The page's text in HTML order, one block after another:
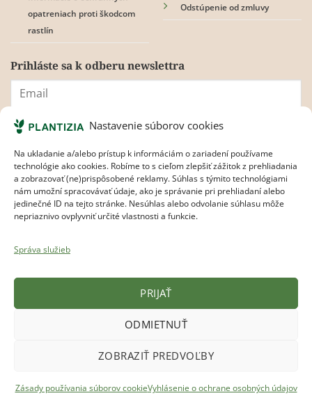
Nastavenie súborov cookies
Na ukladanie a/alebo prístup k informáciám o zariadení používame
technológie ako cookies. Robíme to s cieľom zlepšiť zážitok z prehliadania
a zobrazovať (ne)prispôsobené reklamy. Súhlas s týmito technológiami
nám umožní spracovávať údaje, ako je správanie pri prehliadaní alebo
jedinečné ID na tejto stránke. Nesúhlas alebo odvolanie súhlasu môže
nepriaznivo ovplyvniť určité vlastnosti a funkcie.
Správa služieb
PRIJAŤ
ODMIETNUŤ
ZOBRAZIŤ PREDVOĽBY
Zásady používania súborov cookieVyhlásenie o ochrane osobných údajov
opatreniach proti škodcom
rastlín
Odstúpenie od zmluvy
Prihláste sa k odberu newslettra
Súhlasím s pravidlami ochrany osobných údajov.
Visa MasterCard
Apple
Pay
Google Bank
Copyright 2017 - 2026Plantizia ®